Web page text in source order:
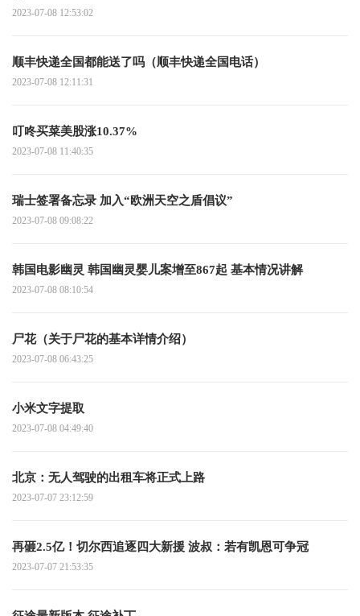
2023-07-08 12:53:02
顺丰快递全国都能送了吗（顺丰快递全国电话）
2023-07-08 12:11:31
叮咚买菜美股涨10.37%
2023-07-08 11:40:35
瑞士签署备忘录 加入“欧洲天空之盾倡议”
2023-07-08 09:08:22
韩国电影幽灵 韩国幽灵婴儿案增至867起 基本情况讲解
2023-07-08 08:10:54
尸花（关于尸花的基本详情介绍）
2023-07-08 06:43:25
小米文字提取
2023-07-08 04:49:40
北京：无人驾驶的出租车将正式上路
2023-07-07 23:12:59
再砸2.5亿！切尔西追逐四大新援 波叔：若有凯恩可争冠
2023-07-07 21:53:35